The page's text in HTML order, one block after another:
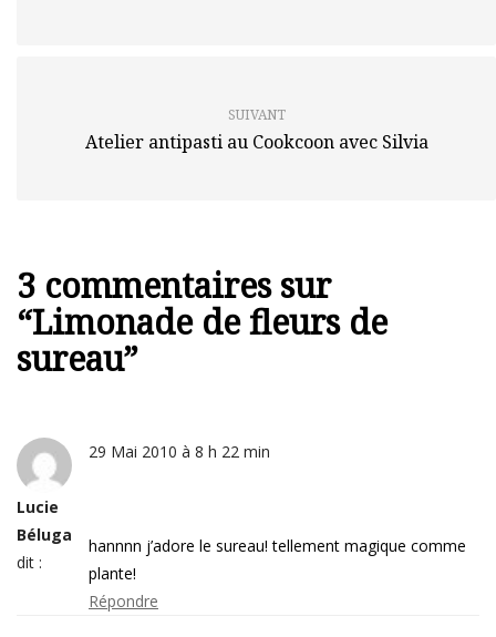
SUIVANT
Atelier antipasti au Cookcoon avec Silvia
3 commentaires sur
“Limonade de fleurs de
sureau”
Lucie
Béluga
dit :
29 Mai 2010 à 8 h 22 min
hannnn j’adore le sureau! tellement magique comme
plante!
Répondre